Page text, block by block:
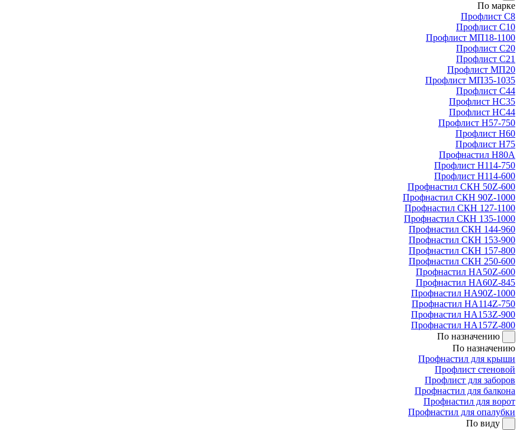
По марке
Профлист С8
Профлист С10
Профлист МП18-1100
Профлист С20
Профлист С21
Профлист МП20
Профлист МП35-1035
Профлист С44
Профлист НС35
Профлист НС44
Профлист Н57-750
Профлист Н60
Профлист Н75
Профнастил Н80А
Профлист Н114-750
Профлист Н114-600
Профнастил СКН 50Z-600
Профнастил СКН 90Z-1000
Профнастил СКН 127-1100
Профнастил СКН 135-1000
Профнастил СКН 144-960
Профнастил СКН 153-900
Профнастил СКН 157-800
Профнастил СКН 250-600
Профнастил НА50Z-600
Профнастил НА60Z-845
Профнастил НА90Z-1000
Профнастил НА114Z-750
Профнастил НА153Z-900
Профнастил НА157Z-800
По назначению
По назначению
Профнастил для крыши
Профлист стеновой
Профлист для заборов
Профнастил для балкона
Профнастил для ворот
Профнастил для опалубки
По виду